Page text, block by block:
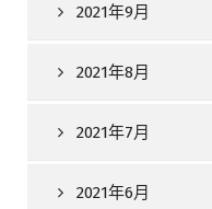
2021年9月
2021年8月
2021年7月
2021年6月